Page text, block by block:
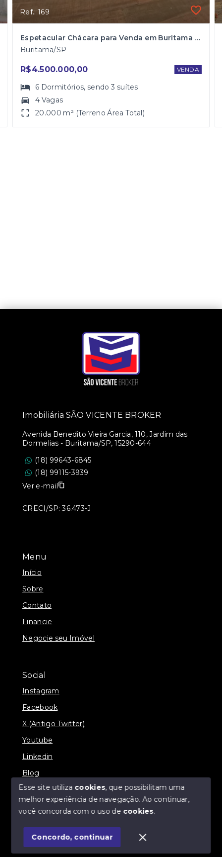
Ref.: 169
Espetacular Chácara para Venda em Buritama às margens do Rio
Buritama/SP
R$4.500.000,00 VENDA
6 Dormitórios, sendo3 suítes
4 Vagas
20.000 m² (Terreno Área Total)
Menu
Início
Sobre
Contato
Financie
Negocie seu Imóvel
Social
Instagram
Facebook
X (Antigo Twitter)
Youtube
Linkedin
Blog
© Copyright 2026 - Imobiliária SÃO VICENTE
SITE PARA IMOBILIARIA
Imobiliária SÃO VICENTE BROKER
Avenida Benedito Vieira Garcia, 110, Jardim das
Dormelias - Buritama/SP, 15290-644
(18) 99643-6845
(18) 99115-3939
Ver e-mail
CRECI/SP: 36.473-J
Esse site utiliza cookies, que possibilitam uma
melhor experiência de navegação.Ao continuar,
você concorda com o uso de cookies.
Concordo, continuar